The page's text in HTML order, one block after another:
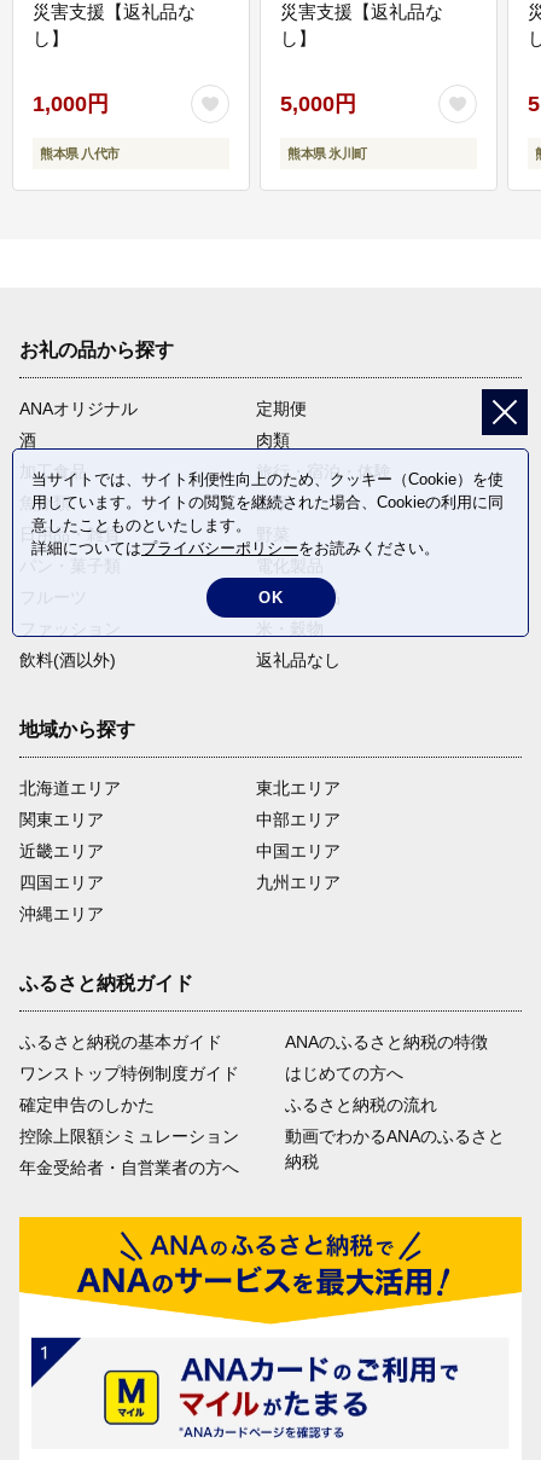
災害支援【返礼品な
し】
1,000円
熊本県 八代市
災害支援【返礼品な
し】
5,000円
熊本県 氷川町
お礼の品から探す
ANAオリジナル
定期便
酒
肉類
加工食品
旅行・宿泊・体験
魚介類
麺類
日用品・雑貨
卵・乳製品
飲料(酒以外)
返礼品なし
地域から探す
北海道エリア
関東エリア
近畿エリア
四国エリア
沖縄エリア
東北エリア
中部エリア
中国エリア
九州エリア
ふるさと納税ガイド
ふるさと納税の基本ガイド
ワンストップ特例制度ガイド
確定申告のしかた
控除上限額シミュレーション
年金受給者・自営業者の方へ
ANAのふるさと納税の特徴
はじめての方へ
ふるさと納税の流れ
動画でわかるANAのふるさと
納税
当サイトでは、サイト利便性向上のため、クッキー（Cookie）を使
用しています。サイトの閲覧を継続された場合、Cookieの利用に同
意したことものといたします。
詳細についてはプライバシーポリシーをお読みください。
OK